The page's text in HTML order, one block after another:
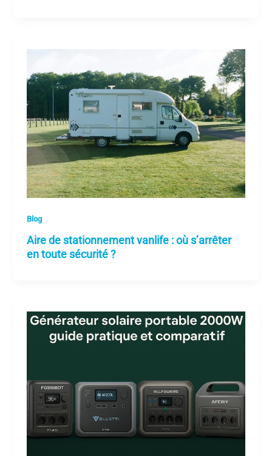
Blog
Aire de stationnement vanlife : où s’arrêter
en toute sécurité ?